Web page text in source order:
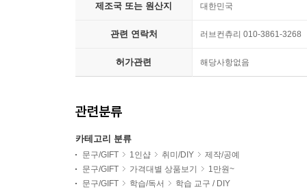
제조국 또는 원산지 대한민국
관련 연락처 러브컨츄리 010-3861-3268
허가관련 해당사항없음
관련분류
카테고리 분류
문구/GIFT 1인샵 취미/DIY
제작/공예
문구/GIFT
가격대별 상품보기
1만원~
문구/GIFT
학습/독서 학습 교구 / DIY